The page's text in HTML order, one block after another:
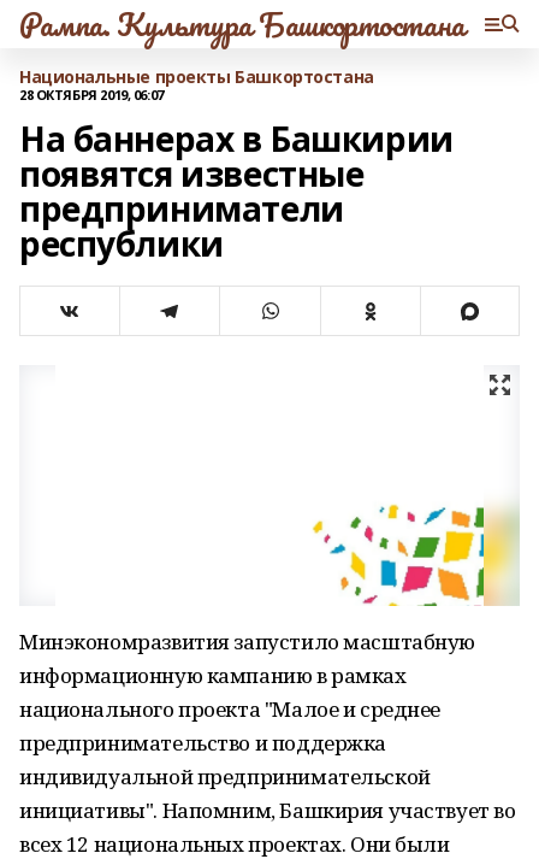
Рампа. Культура Башкортостана
Национальные проекты Башкортостана
28 ОКТЯБРЯ 2019, 06:07
На баннерах в Башкирии
появятся известные
предприниматели
республики
Минэкономразвития запустило масштабную
информационную кампанию в рамках
национального проекта "Малое и среднее
предпринимательство и поддержка
индивидуальной предпринимательской
инициативы". Напомним, Башкирия участвует во
всех 12 национальных проектах. Они были